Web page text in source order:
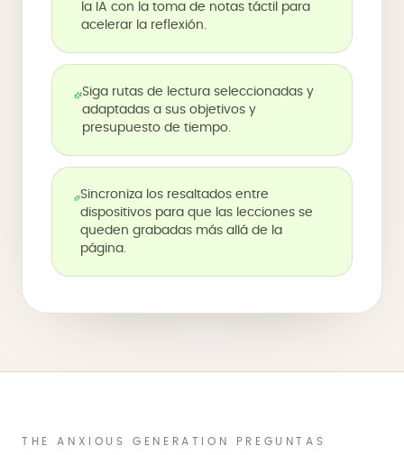
la IA con la toma de notas táctil para
acelerar la reflexión.
Siga rutas de lectura seleccionadas y
adaptadas a sus objetivos y
presupuesto de tiempo.
Sincroniza los resaltados entre
dispositivos para que las lecciones se
queden grabadas más allá de la
página.
THE ANXIOUS GENERATION PREGUNTAS